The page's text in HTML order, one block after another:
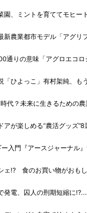
園、ミントを育ててモヒー
新農業都市モデル「アグリ
通りの意味「アグロエコロ
「ひよっこ」有村架純、も
代？未来に生きるための
アが楽しめる“農活グッズ”8
入門『アースジャーナル
ェ!? 食のお買い物がおも
発電、囚人の刑期短縮に!?...